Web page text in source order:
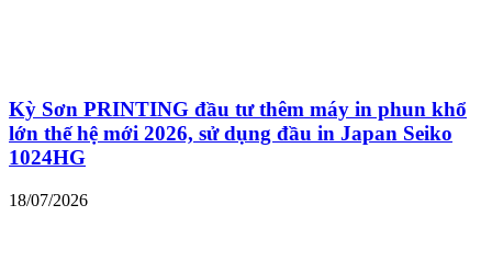
Kỳ Sơn PRINTING đầu tư thêm máy in phun khổ
lớn thế hệ mới 2026, sử dụng đầu in Japan Seiko
1024HG
18/07/2026